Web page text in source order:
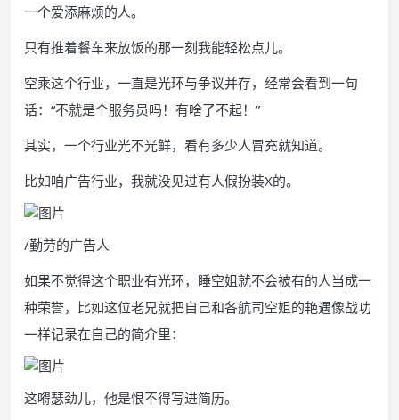
一个爱添麻烦的人。
只有推着餐车来放饭的那一刻我能轻松点儿。
空乘这个行业，一直是光环与争议并存，经常会看到一句
话：“不就是个服务员吗！有啥了不起！”
其实，一个行业光不光鲜，看有多少人冒充就知道。
比如咱广告行业，我就没见过有人假扮装X的。
/勤劳的广告人
如果不觉得这个职业有光环，睡空姐就不会被有的人当成一
种荣誉，比如这位老兄就把自己和各航司空姐的艳遇像战功
一样记录在自己的简介里：
这嘚瑟劲儿，他是恨不得写进简历。